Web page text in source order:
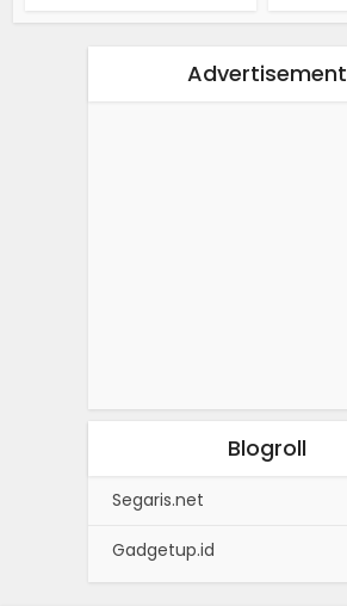
Advertisement
Blogroll
Segaris.net
Gadgetup.id